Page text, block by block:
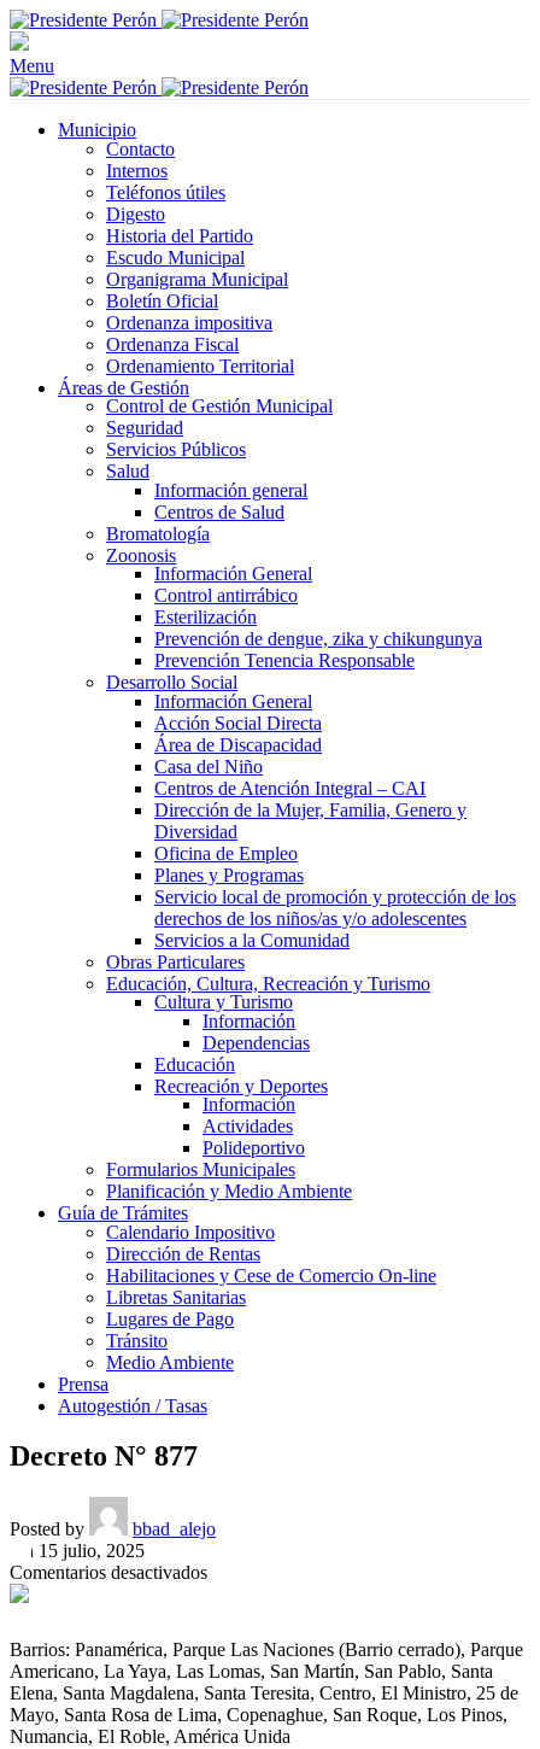
Menu
Municipio
Contacto
Internos
Teléfonos útiles
Digesto
Historia del Partido
Escudo Municipal
Organigrama Municipal
Boletín Oficial
Ordenanza impositiva
Ordenanza Fiscal
Ordenamiento Territorial
Áreas de Gestión
Control de Gestión Municipal
Seguridad
Servicios Públicos
Salud
Información general
Centros de Salud
Bromatología
Zoonosis
Información General
Control antirrábico
Esterilización
Prevención de dengue, zika y chikungunya
Prevención Tenencia Responsable
Desarrollo Social
Información General
Acción Social Directa
Área de Discapacidad
Casa del Niño
Centros de Atención Integral – CAI
Dirección de la Mujer, Familia, Genero y
Diversidad
Oficina de Empleo
Planes y Programas
Servicio local de promoción y protección de los
derechos de los niños/as y/o adolescentes
Servicios a la Comunidad
Obras Particulares
Educación, Cultura, Recreación y Turismo
Cultura y Turismo
Información
Dependencias
Educación
Recreación y Deportes
Información
Actividades
Polideportivo
Formularios Municipales
Planificación y Medio Ambiente
Guía de Trámites
Calendario Impositivo
Dirección de Rentas
Habilitaciones y Cese de Comercio On-line
Libretas Sanitarias
Lugares de Pago
Tránsito
Medio Ambiente
Prensa
Autogestión / Tasas
Decreto N° 877
Posted by
bbad_alejo
On 15 julio, 2025
Comentarios desactivadosen
Barrios: Panamérica, Parque Las Naciones (Barrio cerrado), Parque
Americano, La Yaya, Las Lomas, San Martín, San Pablo, Santa
Elena, Santa Magdalena, Santa Teresita, Centro, El Ministro, 25 de
Mayo, Santa Rosa de Lima, Copenaghue, San Roque, Los Pinos,
Numancia, El Roble, América Unida